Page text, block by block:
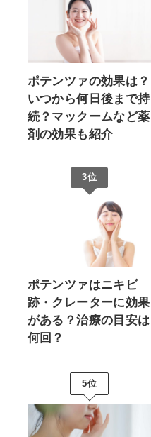
ポテンツァの効果は？
いつから何日後まで持
続？マックームなど薬
剤の効果も紹介
3位
ポテンツァはニキビ
跡・クレーターに効果
がある？治療の目安は
何回？
5位